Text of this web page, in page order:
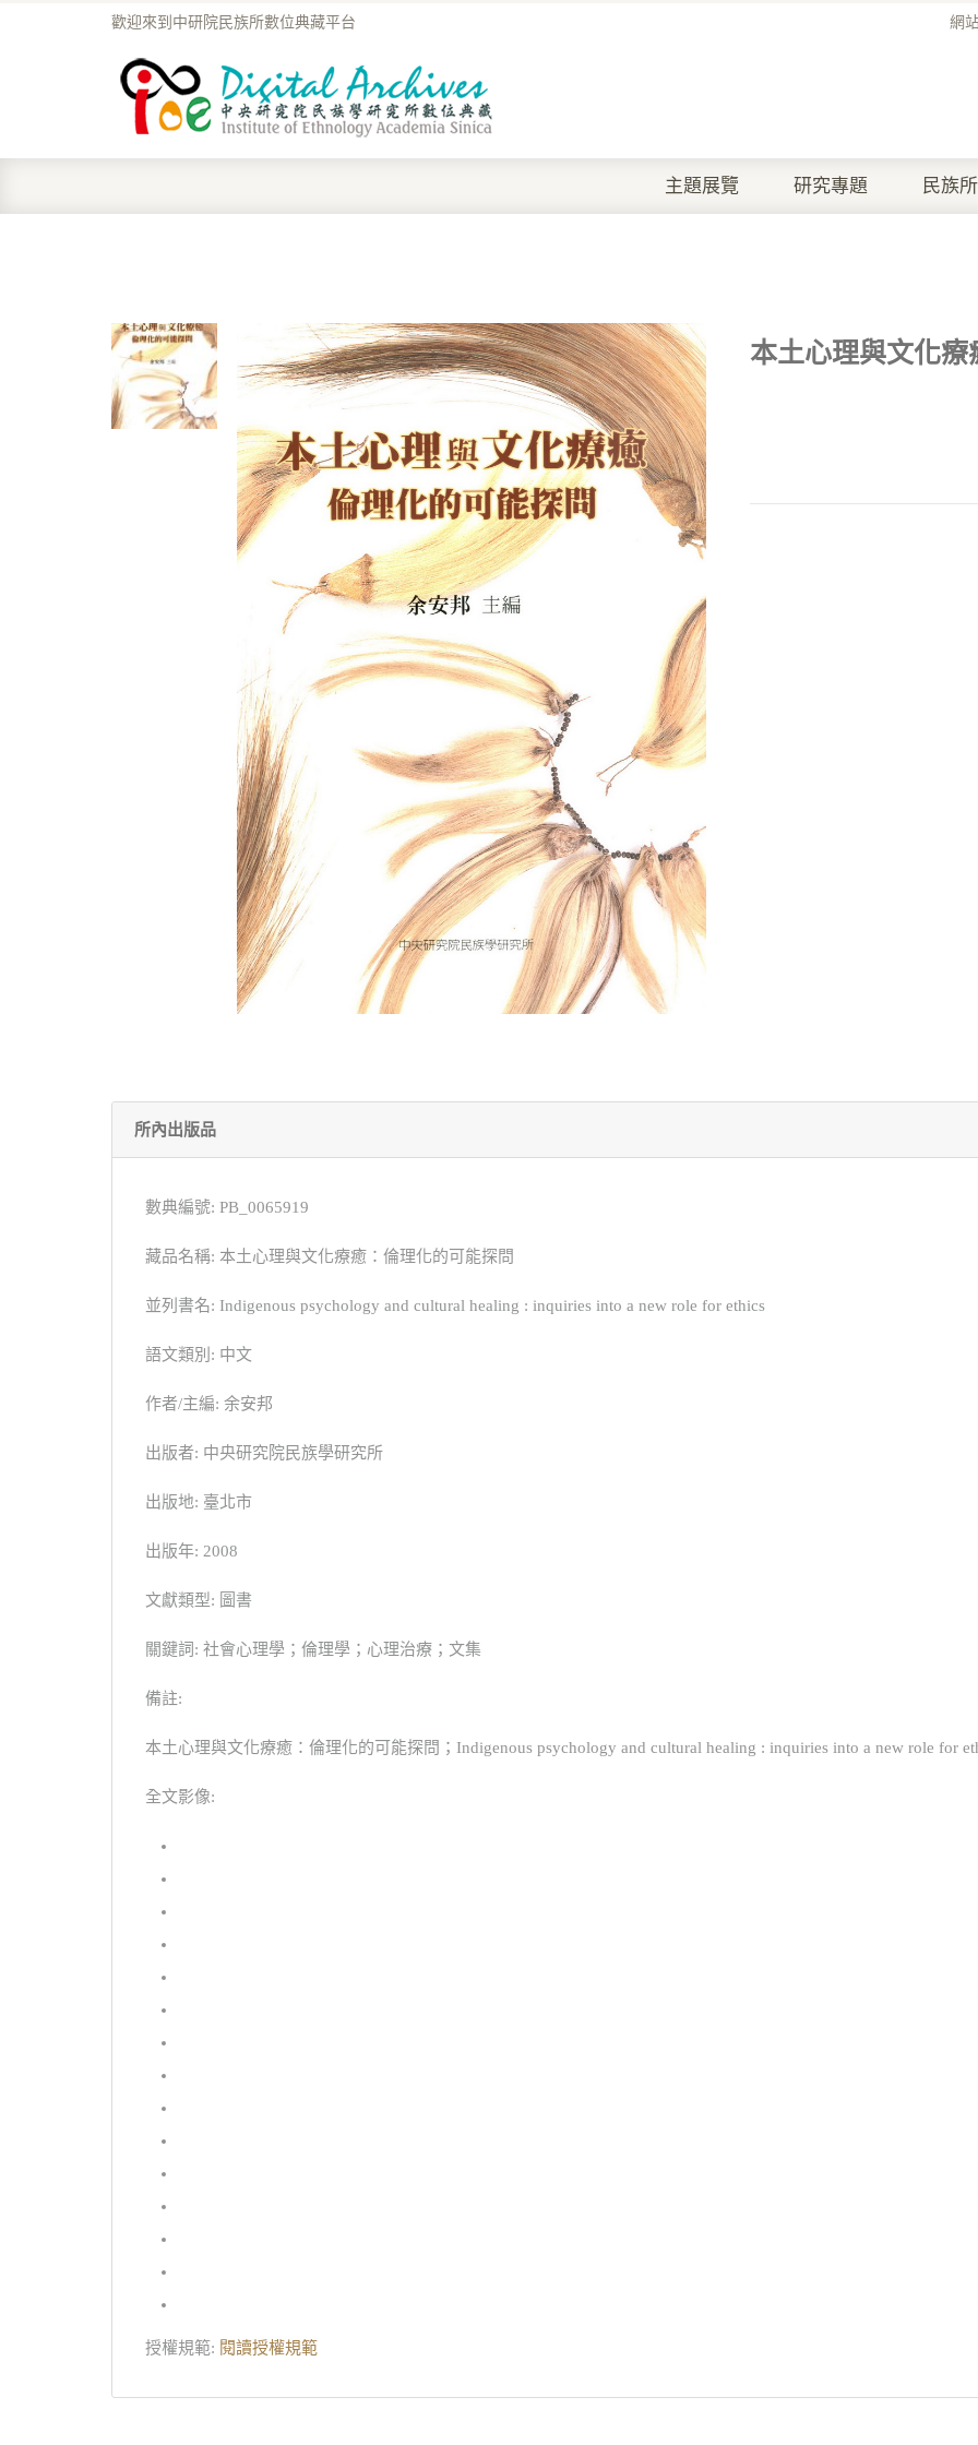
網
歡迎來到中研院民族所數位典藏平台
主題展覽 研究專題 民族
本土心理與文化
所內出版品
數典編號: PB_0065919
藏品名稱: 本土心理與文化療癒：倫理化的可能探問
並列書名: Indigenous psychology and cultural healing : inquiries into a new role for ethics
語文類別: 中文
作者/主編: 余安邦
出版者: 中央研究院民族學研究所
出版地: 臺北市
出版年: 2008
文獻類型: 圖書
關鍵詞: 社會心理學；倫理學；心理治療；文集
備註:
本土心理與文化療癒：倫理化的可能探問；Indigenous psychology and cultural healing : inquiries into a new role for
全文影像:
授權規範: 閱讀授權規範